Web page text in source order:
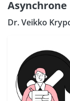
Dr. Veikko